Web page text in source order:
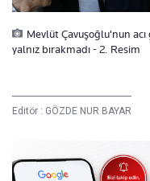
Mevlüt Çavuşoğlu'nun
yalnız bırakmadı - 2. Resim
Editör : GÖZDE NUR BAYAR